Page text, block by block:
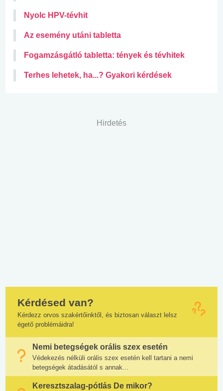
Nyolc HPV-tévhit
Az esemény utáni tabletta
Fogamzásgátló tabletta: tények és tévhitek
Terhes lehetek, ha...? Gyakori kérdések
Hirdetés
Kérdésed van?
Kérdezz orvos szakértőinktől, és biztosan választ lelsz
égető problémáidra!
Nemi betegségek orális szex esetén
Védekezés nélküli orális szex esetén kell tartani a nemi
betegségek átadásától s annak...
Keresztszalag-pótlás De mikor?